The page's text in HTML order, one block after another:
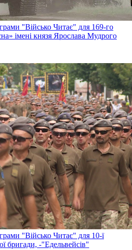
"Військо Читає" для 169-го
імені князя Ярослава Мудрого
"Військо Читає" для 10-ї
бригади, -"Едельвейсів"